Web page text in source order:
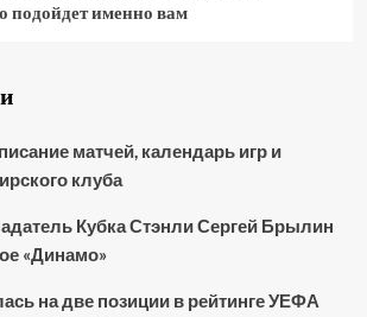
подойдет именно вам
матчей, календарь игр и
клуба
Кубка Стэнли Сергей Брылин
«Динамо»
на две позиции в рейтинге УЕФА